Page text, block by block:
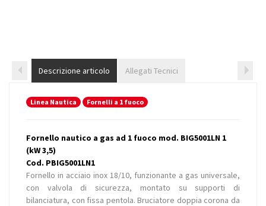
Descrizione articolo Allegati Tecnici
Linea Nautica Fornelli a 1 fuoco
Fornello nautico a gas ad 1 fuoco mod. BIG5001LN 1
(kW 3,5)
Cod. PBIG5001LN1
Fornello in acciaio inox 18/10, funzionante a gas universale,
con valvola di sicurezza, montato su supporti di
bilanciatura, con fissa pentola. Bruciatore doppia corona da